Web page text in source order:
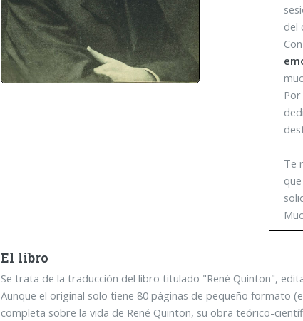
del
Te
El libro
Se trata de la traducción del libro titulado "René Quinton",
Aunque el original solo tiene 80 páginas de pequeño formato
completa sobre la vida de René Quinton, su obra teórico-